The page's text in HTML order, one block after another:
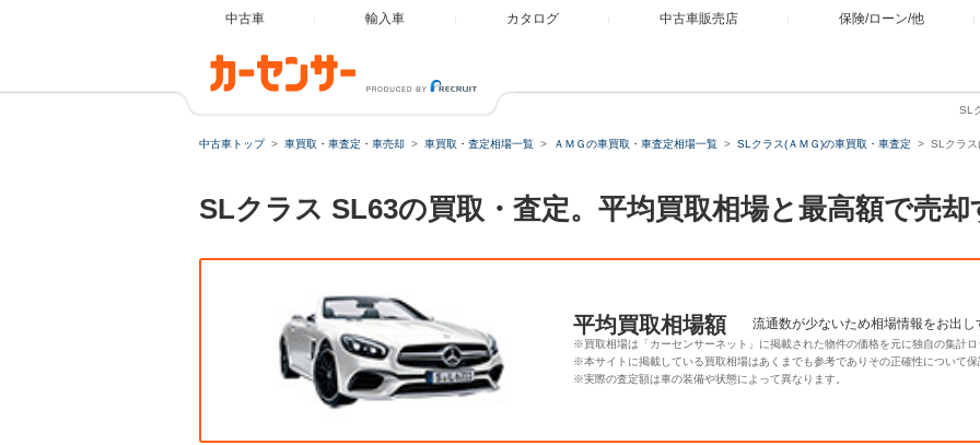
中古車 輸入車 カタログ 中古車販売店 保険/ローン/他
SL
中古車トップ 車買取・車査定・車売却 車買取・査定相場一覧 ＡＭＧの車買取・車査定相場一覧 SLクラス(ＡＭＧ)の車買取・車査定 SLクラス
SLクラス SL63の買取・査定。平均買取相場と最高額で売
平均買取相場額 流通数が少ないため相場情報をお出
※買取相場は「カーセンサーネット」に掲載された物件の価格を元に独自の集計
※本サイトに掲載している買取相場はあくまでも参考でありその正確性について
※実際の査定額は車の装備や状態によって異なります。